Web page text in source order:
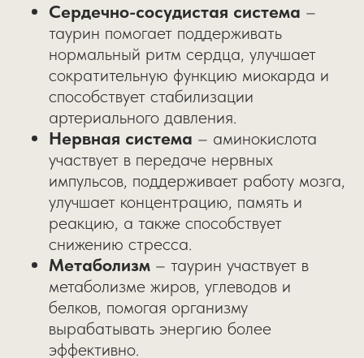
Сердечно-сосудистая система –
таурин помогает поддерживать
нормальный ритм сердца, улучшает
сократительную функцию миокарда и
способствует стабилизации
артериального давления.
Нервная система – аминокислота
участвует в передаче нервных
импульсов, поддерживает работу мозга,
улучшает концентрацию, память и
реакцию, а также способствует
снижению стресса.
Метаболизм – таурин участвует в
метаболизме жиров, углеводов и
белков, помогая организму
вырабатывать энергию более
эффективно.